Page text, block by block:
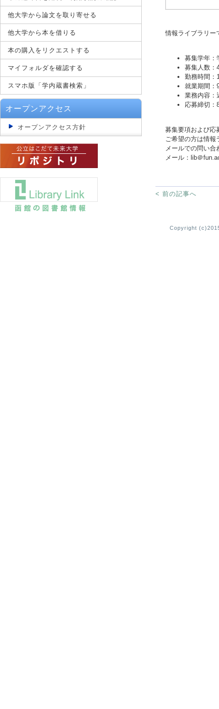
他大学から論文を取り寄せる
他大学から本を借りる
本の購入をリクエストする
マイフォルダを確認する
スマホ版「学内蔵書検索」
オープンアクセス
オープンアクセス方針
情報ライブラリー
募集学年：
募集人数：
勤務時間：
就業期間：
業務内容：
応募締切：
募集要項および応
ご希望の方は情
メールでの問い
メール：lib＠
< 前の記事へ
Copyright